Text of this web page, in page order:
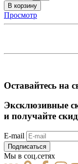
В корзину
Просмотр
Оставайтесь на
Эксклюзивные
и получайте
E-mail
Подписаться
Мы в соц.сетях